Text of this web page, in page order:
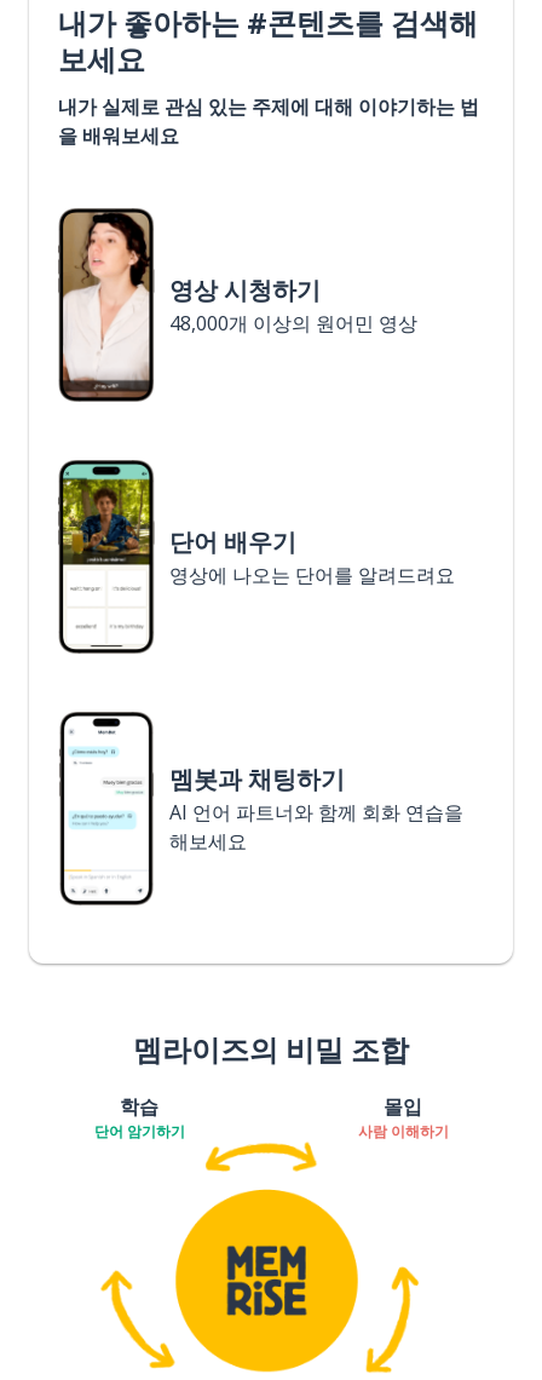
내가 좋아하는 #콘텐츠를 검색해
보세요
내가 실제로 관심 있는 주제에 대해 이야기하는 법
을 배워보세요
영상 시청하기
48,000개 이상의 원어민 영상
단어 배우기
영상에 나오는 단어를 알려드려요
멤봇과 채팅하기
AI 언어 파트너와 함께 회화 연습을
해보세요
멤라이즈의 비밀 조합
학습
단어 암기하기
몰입
사람 이해하기